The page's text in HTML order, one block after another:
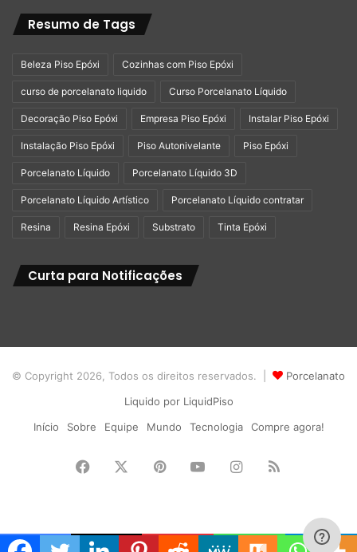
LiquidPiso
Geométrico!
Resumo de Tags
Beleza Piso Epóxi Cozinhas com Piso Epóxi
curso de porcelanato liquido Curso Porcelanato Líquido
Decoração Piso Epóxi Empresa Piso Epóxi Instalar Piso Epóxi
Instalação Piso Epóxi Piso Autonivelante Piso Epóxi
Porcelanato Líquido Porcelanato Líquido 3D
Porcelanato Líquido Artístico Porcelanato Líquido contratar
Resina Resina Epóxi Substrato Tinta Epóxi
Curta para Notificações
© Copyright 2026, Todos os direitos reservados. |
Porcelanato
Liquido por LiquidPiso
Início
Sobre Equipe Mundo Tecnologia Compre agora!
Facebook PinterestYouTubeInstagram
RSS